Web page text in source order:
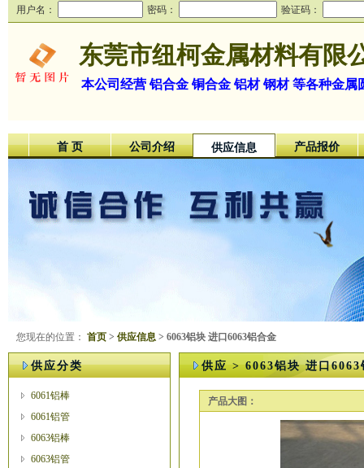
用户名： 密码： 验证码：
东莞市纽柯金属材料有限
本公司经营 铝合金 铜合金 铝材 钢材 等各种金属
首 页 公司介绍 供应信息 产品报价
您现在的位置： 首页 > 供应信息 > 6063铝块 进口6063铝合金
供应分类
6061铝棒
6061铝管
6063铝棒
6063铝管
供应 > 6063铝块 进口6063
产品大图：